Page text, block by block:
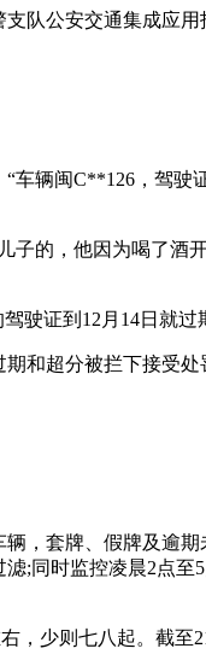
公安交通集成应用
辆闽C**126，驾驶
的，他因为喝了酒
驶证到12月14日就过
和超分被拦下接受处
套牌、假牌及逾期
;同时监控凌晨2点
少则七八起。截至